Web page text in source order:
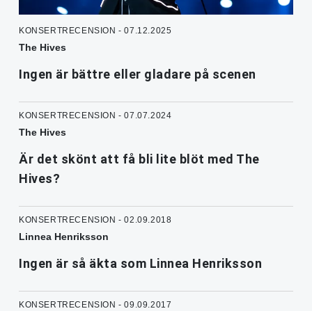
KONSERTRECENSION - 07.12.2025
The Hives
Ingen är bättre eller gladare på scenen
KONSERTRECENSION - 07.07.2024
The Hives
Är det skönt att få bli lite blöt med The
Hives?
KONSERTRECENSION - 02.09.2018
Linnea Henriksson
Ingen är så äkta som Linnea Henriksson
KONSERTRECENSION - 09.09.2017